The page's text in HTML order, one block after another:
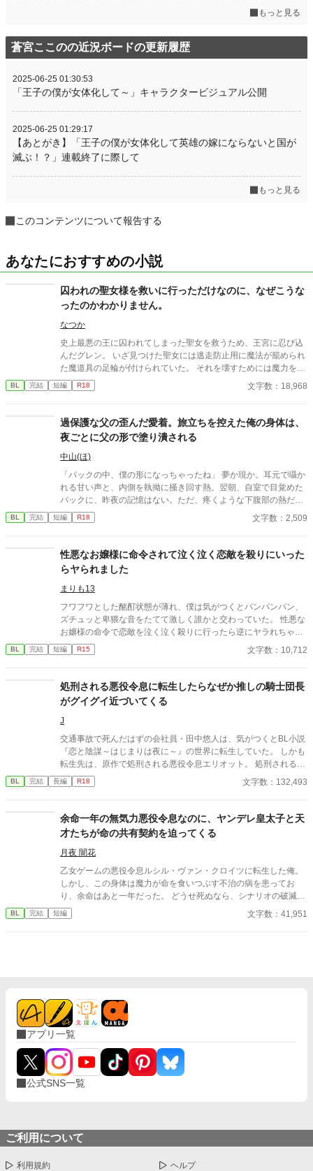
もっと見る
蒼宮ここのの近況ボードの更新履歴
2025-06-25 01:30:53
「王子の僕が女体化して～」キャラクタービジュアル公開
2025-06-25 01:29:17
【あとがき】「王子の僕が女体化して英雄の嫁にならないと国が
滅ぶ！？」連載終了に際して
もっと見る
このコンテンツについて報告する
あなたにおすすめの小説
囚われの聖女様を救いに行っただけなのに、なぜこうな
ったのかわかりません。
なつか
史上最悪の王に囚われてしまった聖女を救うため、王宮に忍び込
んだグレン。 いざ見つけた聖女には逃走防止用に魔法が籠められ
た魔道具の足輪が付けられていた。 それを壊すためには魔力を聖
女に受け渡してもらう必要があるという。 ではその方法は？ 「僕
を抱けばいい」 そんな感じで型破りな聖女様(♂)に振り回される
BL 完結 短編 R18 文字数：18,968
過保護な父の歪んだ愛着。旅立ちを控えた俺の身体は、
夜ごとに父の形で塗り潰される
中山(ほ)
「パックの中、僕の形になっちゃったね」 夢か現か。耳元で囁か
れる甘い声と、内側を執拗に掻き回す熱。翌朝、自室で目覚めた
パックに、昨夜の記憶はない。ただ、疼くような下腹部の熱だけ
が残っていた。 相談しようと向かった相手こそが、自分を侵食し
ている張本人だとも知らずに、パックは父の部屋の扉を開く。 こ
BL 完結 短編 R18 文字数：2,509
性悪なお嬢様に命令されて泣く泣く恋敵を殺りにいった
らヤられました
まりも13
フワフワとした酩酊状態が薄れ、僕は気がつくとパンパンパン、
ズチュッと卑猥な音をたてて激しく誰かと交わっていた。 性悪な
お嬢様の命令で恋敵を泣く泣く殺りに行ったら逆にヤラれちゃっ
た、ちょっとアホな子の話です。 （ムーンライトノベルにも掲載
しています）
BL 完結 短編 R15 文字数：10,712
処刑される悪役令息に転生したらなぜか推しの騎士団長
がグイグイ近づいてくる
J
交通事故で死んだはずの会社員・田中悠人は、気がつくとBL小説
『恋と陰謀～はじまりは夜に～』の世界に転生していた。 しかも
転生先は、原作で処刑される悪役令息エリオット。 処刑される未
来を回避するため、原作知識を頼りに慎重に立ち回るつもりだっ
たのに、気づけば王宮を揺るがす事件に巻き込まれ……その先に
士団長ガイウスがやたらと距離を詰めてきて……？ 平穏に生きた
い元悪役令息と、過保護な騎士団長がじれじれ距離を縮めるま
で。 ガイウス（騎士団長）×エリオット（元悪役令息） 基本的に
は二人の関係が主軸ですが、エリオットに関わる中で変わって
く、周りの人間模様も描いているため、群像劇的な要素ありで
す。 どこか孤独な人たちが人との関わりの中で、それぞれ自分の
居場所を見つけていきます。 ガイウスはスパダリですが、かなり
執着強めで面倒です。二人の関係はハッピーエンドですが、世界
観はサスペンス要素ありで不穏。 Rの話は「※」をつけていま
BL 完結 長編 R18 文字数：132,493
余命一年の無気力悪役令息なのに、ヤンデレ皇太子と天
才たちが命の共有契約を迫ってくる
月夜 闇花
乙女ゲームの悪役令息ルシル・ヴァン・クロイツに転生した俺。
しかし、この身体は魔力が命を食いつぶす不治の病を患ってお
り、余命はあと一年だった。 どうせ死ぬなら、シナリオの破滅フ
ラグを回避し、誰の記憶にも残らず静かに消え去りたい。 そう願
って王太子アルフレッドに婚約破棄を申し出た。 ――だが、それ
たとき、三人は神の理に逆らう禁忌の魔術を実行する。 それは、
自らの命と魔力をルシルの身体へ直接繋ぎ止める『命の共有契
約』だった――。 「君はもう、どこへも行けない。永遠に、私た
ちと共にあるんだ」 死んで逃げることすら許されない豪奢な鳥籠
の中、悪役令息は息が詰まるほど甘い絶望と幸福に溺れていく。
ヤンデレ執着BLファンタジー、ここに開幕。
BL 完結 短編 文字数：41,951
アプリ一覧
公式SNS一覧
ご利用について
利用規約 ヘルプ